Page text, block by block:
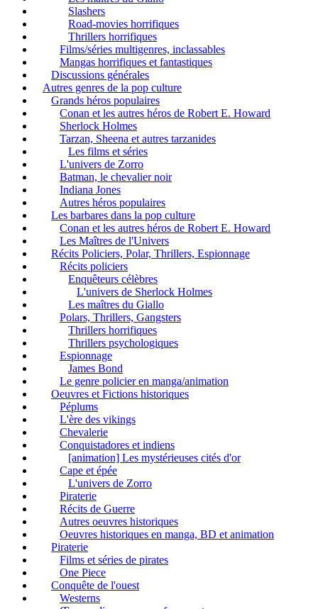
Slashers
Road-movies horrifiques
Thrillers horrifiques
Films/séries multigenres, inclassables
Mangas horrifiques et fantastiques
Discussions générales
Autres genres de la pop culture
Grands héros populaires
Conan et les autres héros de Robert E. Howard
Sherlock Holmes
Tarzan, Sheena et autres tarzanides
Les films et séries
L'univers de Zorro
Batman, le chevalier noir
Indiana Jones
Autres héros populaires
Les barbares dans la pop culture
Conan et les autres héros de Robert E. Howard
Les Maîtres de l'Univers
Récits Policiers, Polar, Thrillers, Espionnage
Récits policiers
Enquêteurs célèbres
L'univers de Sherlock Holmes
Les maîtres du Giallo
Polars, Thrillers, Gangsters
Thrillers horrifiques
Thrillers psychologiques
Espionnage
James Bond
Le genre policier en manga/animation
Oeuvres et Fictions historiques
Péplums
L'ère des vikings
Chevalerie
Conquistadores et indiens
[animation] Les mystérieuses cités d'or
Cape et épée
L'univers de Zorro
Piraterie
Récits de Guerre
Autres oeuvres historiques
Oeuvres historiques en manga, BD et animation
Piraterie
Films et séries de pirates
One Piece
Conquête de l'ouest
Westerns